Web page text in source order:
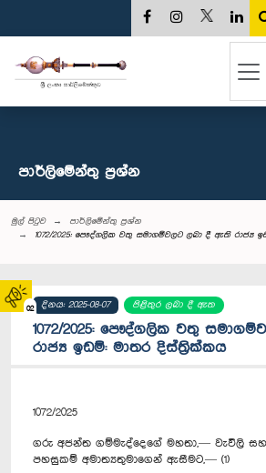
02
පාර්ලි‌මේන්තු‌ ප්‍රශ්න
මුල් පිටුව
පාර්ලි‌මේන්තු‌ ප්‍රශ්න
1072/2025: පෞද්ගලික වතු සමාගම්වලට ලබා දී ඇති රාජ්‍ය
දිනය: 2025-08-07 පිළිතුර ලබා දී ඇත
1072/2025: පෞද්ගලික වතු
රාජ්‍ය ඉඩම්: මාතර දිස්ත්‍රික්කය
1072/2025
ගරු අජන්ත ගම්මැද්දෙගේ මහතා,— වැවිලි සහ
පහසුකම් අමාත්‍යතුමාගෙන් ඇසීමට,— (1)